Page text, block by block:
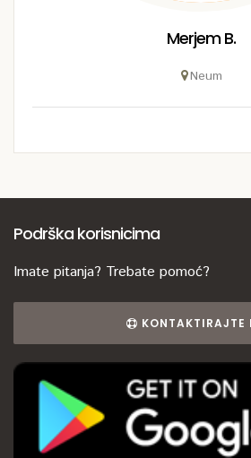
Merjem B.
Neum
Podrška korisnicima
Imate pitanja? Trebate pomoć?
KONTAKTIRAJTE